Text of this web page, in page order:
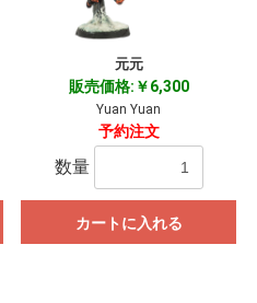
元元
販売価格:￥6,300
Yuan Yuan
予約注文
数量
カートに入れる